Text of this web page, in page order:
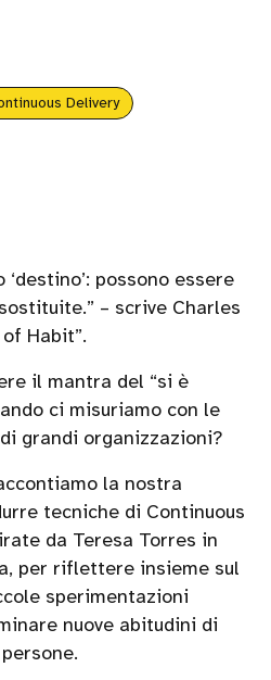
Delivery
possono essere
– scrive Charles
Habit”.
il mantra del “si è
ci misuriamo con le
grandi organizzazioni?
la nostra
tecniche di Continuous
da Teresa Torres in
per riflettere insieme sul
sperimentazioni
nuove abitudini di